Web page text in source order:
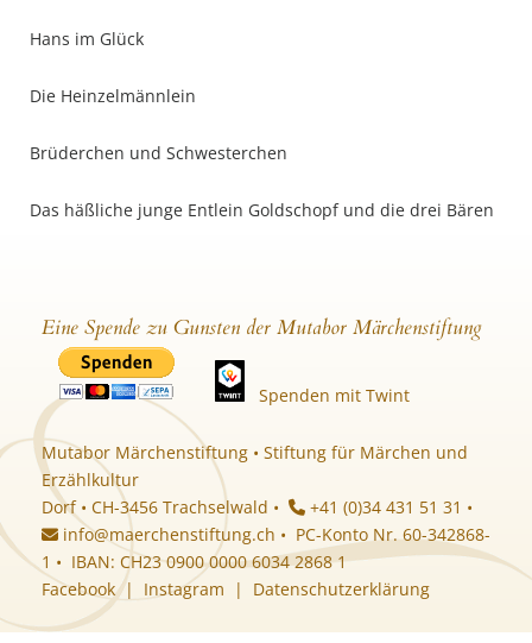
Hans im Glück
Die Heinzelmännlein
Brüderchen und Schwesterchen
Das häßliche junge Entlein Goldschopf und die drei Bären
Eine Spende zu Gunsten der Mutabor Märchenstiftung
Spenden mit Twint
Mutabor Märchenstiftung • Stiftung für Märchen und
Erzählkultur
Dorf • CH-3456 Trachselwald •
+41 (0)34 431 51 31 •
info@maerchenstiftung.ch • PC-Konto Nr. 60-342868-
1 • IBAN: CH23 0900 0000 6034 2868 1
Facebook| Instagram | Datenschutzerklärung